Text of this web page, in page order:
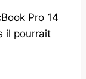
Pro 14
il pourrait